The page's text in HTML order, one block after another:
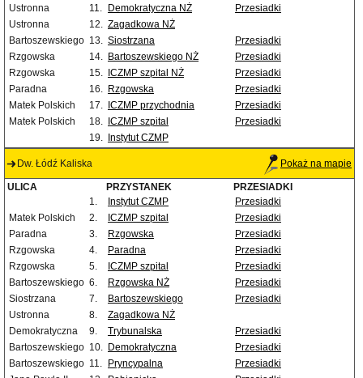
Ustronna
11. Demokratyczna NŻ
Przesiadki
Ustronna
12. Zagadkowa NŻ
Bartoszewskiego 13. Siostrzana
Przesiadki
Rzgowska
14. Bartoszewskiego NŻ
Przesiadki
Rzgowska
15. ICZMP szpital NŻ
Przesiadki
Paradna
16. Rzgowska
Przesiadki
Matek Polskich
17. ICZMP przychodnia
Przesiadki
Matek Polskich
18. ICZMP szpital
Przesiadki
19.
Instytut CZMP
Dw. Łódź Kaliska Pokaż na mapie
ULICA PRZYSTANEK
PRZESIADKI
1.
Instytut CZMP
Przesiadki
Matek Polskich
2. ICZMP szpital
Przesiadki
Paradna
3. Rzgowska
Przesiadki
Rzgowska
4. Paradna
Przesiadki
Rzgowska
5. ICZMP szpital
Przesiadki
Bartoszewskiego 6. Rzgowska NŻ
Przesiadki
Siostrzana
7. Bartoszewskiego
Przesiadki
Ustronna
8.
Zagadkowa NŻ
Demokratyczna
9. Trybunalska
Przesiadki
Bartoszewskiego 10. Demokratyczna
Przesiadki
Bartoszewskiego 11. Pryncypalna
Przesiadki